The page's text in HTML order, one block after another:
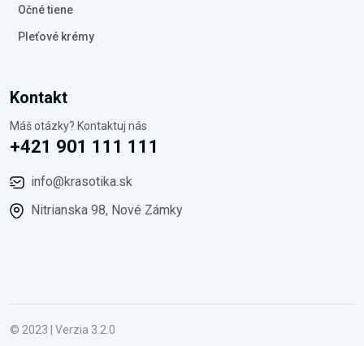
Očné tiene
Pleťové krémy
Kontakt
Máš otázky? Kontaktuj nás
+421 901 111 111
info@krasotika.sk
Nitrianska 98, Nové Zámky
© 2023 | Verzia 3.2.0